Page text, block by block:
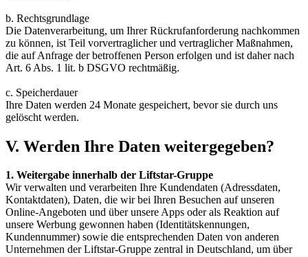
b. Rechtsgrundlage
Die Datenverarbeitung, um Ihrer Rückrufanforderung nachkommen
zu können, ist Teil vorvertraglicher und vertraglicher Maßnahmen,
die auf Anfrage der betroffenen Person erfolgen und ist daher nach
Art. 6 Abs. 1 lit. b DSGVO rechtmäßig.
c. Speicherdauer
Ihre Daten werden 24 Monate gespeichert, bevor sie durch uns
gelöscht werden.
V. Werden Ihre Daten weitergegeben?
1. Weitergabe innerhalb der Liftstar-Gruppe
Wir verwalten und verarbeiten Ihre Kundendaten (Adressdaten,
Kontaktdaten), Daten, die wir bei Ihren Besuchen auf unseren
Online-Angeboten und über unsere Apps oder als Reaktion auf
unsere Werbung gewonnen haben (Identitätskennungen,
Kundennummer) sowie die entsprechenden Daten von anderen
Unternehmen der Liftstar-Gruppe zentral in Deutschland, um über